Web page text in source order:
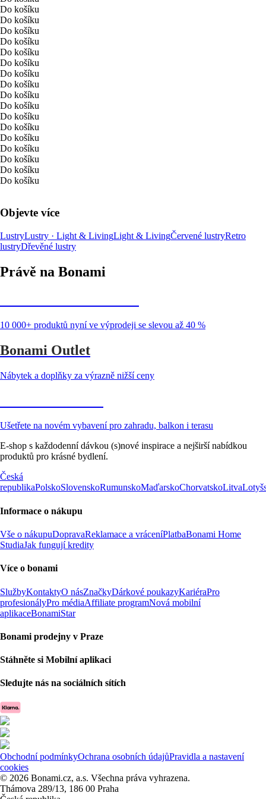
Do košíku
Do košíku
Do košíku
Do košíku
Do košíku
Do košíku
Do košíku
Do košíku
Do košíku
Do košíku
Do košíku
Do košíku
Do košíku
Do košíku
Do košíku
Do košíku
Do košíku
Objevte více
LustryLustry · Light & LivingLight & LivingČervené lustryRetro
lustryDřevěné lustry
Právě na Bonami
10 000+ produktů nyní ve výprodeji se slevou až 40 %
Bonami Outlet
Nábytek a doplňky za výrazně nižší ceny
Ušetřete na novém vybavení pro zahradu, balkon i terasu
E-shop s každodenní dávkou (s)nové inspirace a nejširší nabídkou
produktů pro krásné bydlení.
Česká
republikaPolskoSlovenskoRumunskoMaďarskoChorvatskoLitva
Informace o nákupu
Vše o nákupuDopravaReklamace a vráceníPlatbaBonami Home
StudiaJak fungují kredity
Více o bonami
SlužbyKontaktyO násZnačkyDárkové poukazyKariéraPro
profesionályPro médiaAffiliate programNová mobilní
aplikaceBonamiStar
Bonami prodejny v Praze
Stáhněte si Mobilní aplikaci
Sledujte nás na sociálních sítích
Obchodní podmínkyOchrana osobních údajůPravidla a nastavení
cookies
© 2026 Bonami.cz, a.s. Všechna práva vyhrazena.
Thámova 289/13, 186 00 Praha